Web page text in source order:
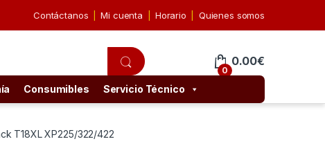
Contáctanos Mi cuenta Horario Quienes somos
0
0.00€
Consumibles Servicio Técnico
T18XL XP225/322/422